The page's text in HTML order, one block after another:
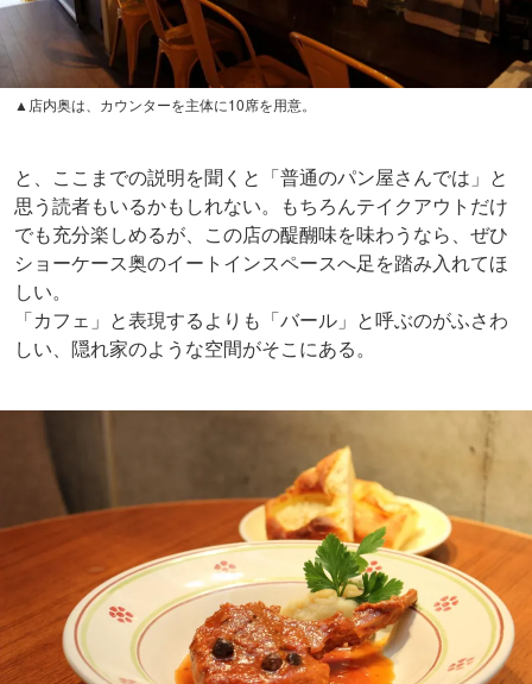
▲店内奥は、カウンターを主体に10席を用意。
と、ここまでの説明を聞くと「普通のパン屋さんでは」と
思う読者もいるかもしれない。もちろんテイクアウトだけ
でも充分楽しめるが、この店の醍醐味を味わうなら、ぜひ
ショーケース奥のイートインスペースへ足を踏み入れてほ
しい。
「カフェ」と表現するよりも「バール」と呼ぶのがふさわ
しい、隠れ家のような空間がそこにある。